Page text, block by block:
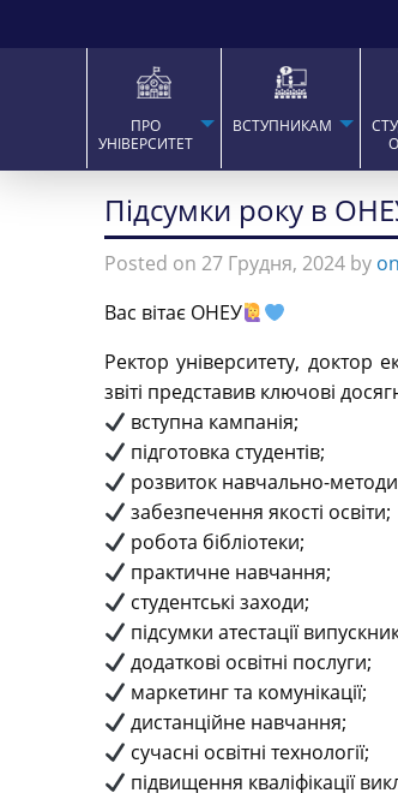
ПРО
УНІВЕРСИТЕТ
ВСТУПНИКАМ
Підсумки року в
Posted on 27 Грудня, 2024 by
Вас вітає ОНЕУ
Ректор університету, доктор
звіті представив ключові
вступна кампанія;
підготовка студентів;
розвиток навчально-
забезпечення якості освіти;
робота бібліотеки;
практичне навчання;
студентські заходи;
підсумки атестації
додаткові освітні послуги;
маркетинг та комунікації;
дистанційне навчання;
сучасні освітні технології;
підвищення кваліфікації